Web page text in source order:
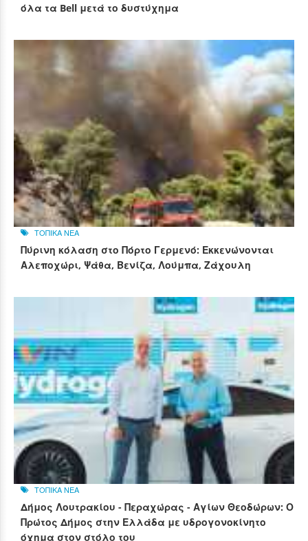
όλα τα Bell μετά το δυστύχημα
ΤΟΠΙΚΑ ΝΕΑ
Πύρινη κόλαση στο Πόρτο Γερμενό: Εκκενώνονται
Αλεποχώρι, Ψάθα, Βενίζα, Λούμπα, Ζάχουλη
ΤΟΠΙΚΑ ΝΕΑ
Δήμος Λουτρακίου - Περαχώρας - Αγίων Θεοδώρων: Ο
Πρώτος Δήμος στην Ελλάδα με υδρογονοκίνητο
όχημα στον στόλο του